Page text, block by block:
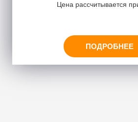
Цена рассчитывается
ПОДРОБНЕЕ